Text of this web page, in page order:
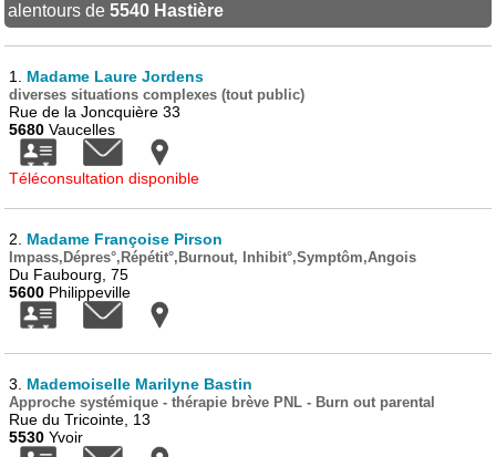
alentours de5540 Hastière
1. Madame Laure Jordens
diverses situations complexes (tout public)
Rue de la Joncquière 33
5680 Vaucelles
Téléconsultation disponible
2. Madame Françoise Pirson
Impass,Dépres°,Répétit°,Burnout, Inhibit°,Symptôm,Angois
Du Faubourg, 75
5600 Philippeville
3. Mademoiselle Marilyne Bastin
Approche systémique - thérapie brève PNL - Burn out parental
Rue du Tricointe, 13
5530 Yvoir